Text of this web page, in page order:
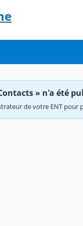
» n'a été
de votre ENT pour